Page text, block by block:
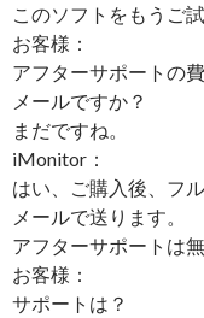
このソフトをもうご
お客様：
アフターサポートの
メールですか？
まだですね。
iMonitor：
はい、ご購入後、フ
メールで送ります。
アフターサポートは
お客様：
サポートは？